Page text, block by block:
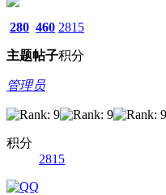
280
主题
460
帖子
2815
积分
管理员
积分
2815